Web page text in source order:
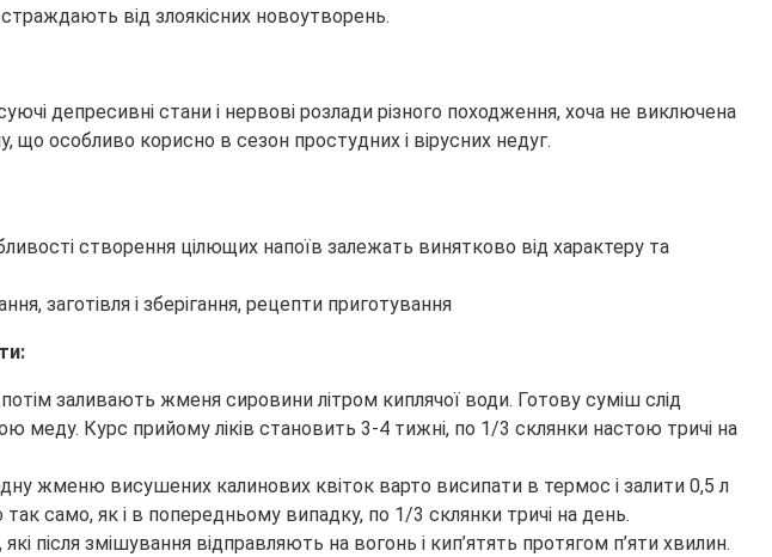
від злоякісних новоутворень.
депресивні стани і нервові розлади різного походження, хоча не виключена
що особливо корисно в сезон простудних і вірусних недуг.
створення цілющих напоїв залежать винятково від характеру та
заливають жменя сировини літром киплячої води. Готову суміш слід
меду. Курс прийому ліків становить 3-4 тижні, по 1/3 склянки настою тричі на
жменю висушених калинових квіток варто висипати в термос і залити 0,5 л
само, як і в попередньому випадку, по 1/3 склянки тричі на день.
після змішування відправляють на вогонь і кип’ятять протягом п’яти хвилин.